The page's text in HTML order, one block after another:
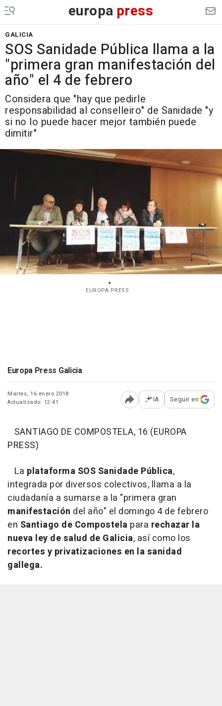
europa press
GALICIA
SOS Sanidade Pública llama a la
"primera gran manifestación del
año" el 4 de febrero
Considera que "hay que pedirle
responsabilidad al conselleiro" de Sanidade "y
si no lo puede hacer mejor también puede
dimitir"
EUROPA PRESS
Europa Press Galicia
Martes, 16 enero 2018
Actualizado: 12:41
Abrir opciones para
IA Seguir en
SANTIAGO DE COMPOSTELA, 16 (EUROPA
PRESS)
La plataforma SOS Sanidade Pública,
integrada por diversos colectivos, llama a la
ciudadanía a sumarse a la "primera gran
manifestación del año" el domingo 4 de febrero
en Santiago de Compostela para rechazar la
nueva ley de salud de Galicia, así como los
recortes y privatizaciones en la sanidad
gallega.